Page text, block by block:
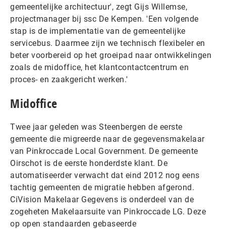
gemeentelijke architectuur', zegt Gijs Willemse,
projectmanager bij ssc De Kempen. 'Een volgende
stap is de implementatie van de gemeentelijke
servicebus. Daarmee zijn we technisch flexibeler en
beter voorbereid op het groeipad naar ontwikkelingen
zoals de midoffice, het klantcontactcentrum en
proces- en zaakgericht werken.'
Midoffice
Twee jaar geleden was Steenbergen de eerste
gemeente die migreerde naar de gegevensmakelaar
van Pinkroccade Local Government. De gemeente
Oirschot is de eerste honderdste klant. De
automatiseerder verwacht dat eind 2012 nog eens
tachtig gemeenten de migratie hebben afgerond.
CiVision Makelaar Gegevens is onderdeel van de
zogeheten Makelaarsuite van Pinkroccade LG. Deze
op open standaarden gebaseerde